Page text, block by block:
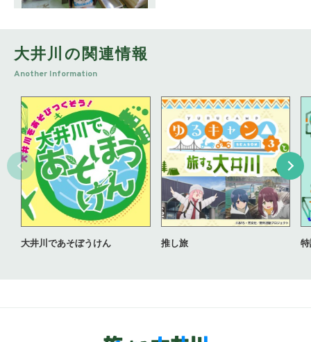
大井川の関連情報
Another Information
大井川であそぼうけん 推し旅